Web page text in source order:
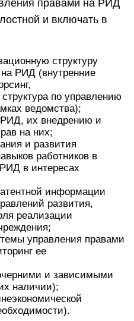
правами на РИД
и включать в
структуру
РИД (внутренние
по управлению
ведомства);
их внедрению и
на них;
и развития
работников в
в интересах
информации
развития,
реализации
управления правами
ее
и зависимыми
наличии);